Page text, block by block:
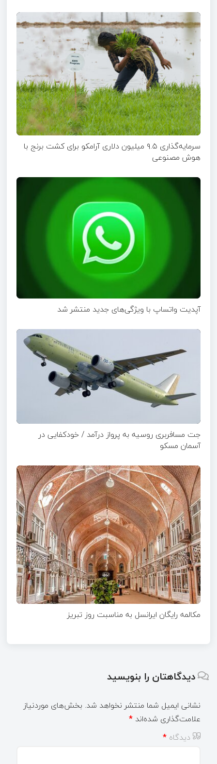
سرمایه‌گذاری ۹.۵ میلیون دلاری آرامکو برای کشت برنج با
هوش مصنوعی
آپدیت‌ واتساپ با ویژگی‌های جدید منتشر شد
جت مسافربری روسیه به پرواز درآمد / خودکفایی در
آسمان مسکو
مکالمه رایگان ایرانسل به مناسبت روز تبریز
دیدگاهتان را بنویسید
نشانی ایمیل شما منتشر نخواهد شد. بخش‌های موردنیاز
علامت‌گذاری شده‌اند *
دیدگاه *